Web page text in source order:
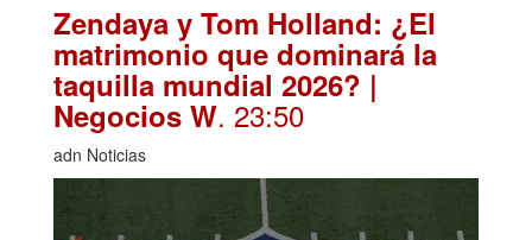
Zendaya y Tom Holland: ¿El
matrimonio que dominará la
taquilla mundial 2026? |
Negocios W. 23:50
adn Noticias